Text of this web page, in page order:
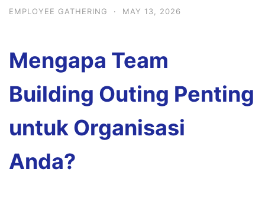
EMPLOYEE GATHERING · MAY 13, 2026
Mengapa Team
Building Outing Penting
untuk Organisasi
Anda?